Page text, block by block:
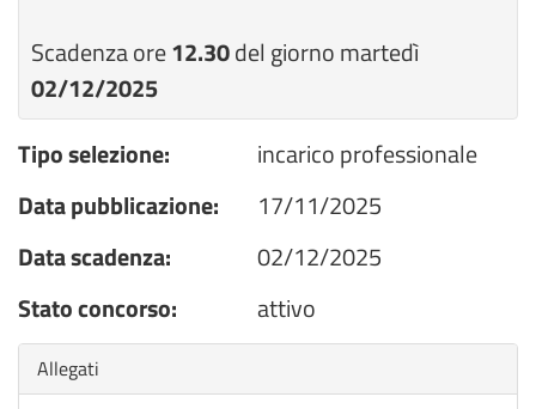
Scadenza ore12.30del giorno martedì
02/12/2025
Tipo selezione:
incarico professionale
Data pubblicazione:
17/11/2025
Data scadenza:
02/12/2025
Stato concorso:
attivo
Nascondi
Allegati